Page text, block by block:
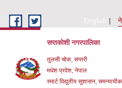
English
सप्तकोशी नगरपालिका
तुलसी चोक, सप्तरी
मधेश प्रदेश, नेपाल
स्मार्ट विद्युतीय सुशासन,